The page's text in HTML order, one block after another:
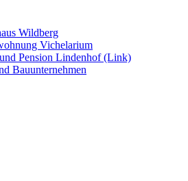
Wildberg
Vichelarium
Pension Lindenhof (Link)
Bauunternehmen